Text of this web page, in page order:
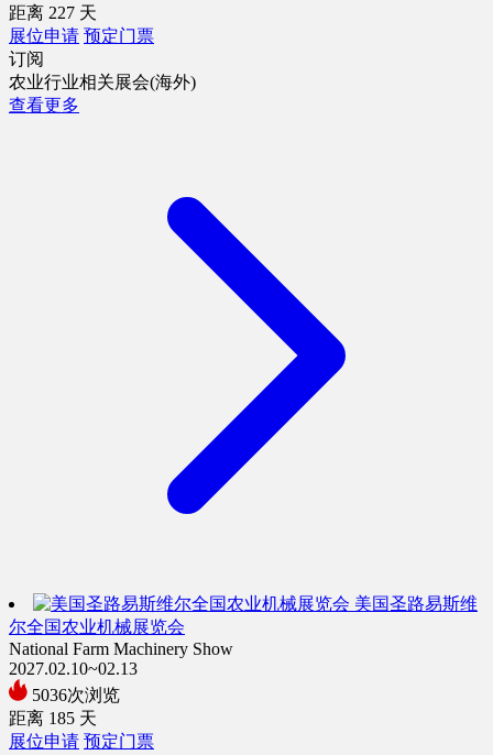
距离 227 天
展位申请 预定门票
订阅
农业行业相关展会(海外)
查看更多
美国圣路易斯维
尔全国农业机械展览会
National Farm Machinery Show
2027.02.10~02.13
5036次浏览
距离 185 天
展位申请 预定门票